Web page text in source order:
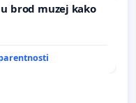
brod muzej kako